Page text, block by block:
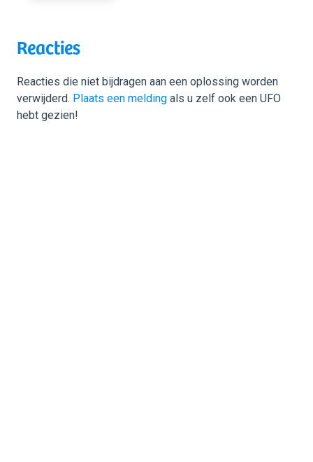
Reacties
Reacties die niet bijdragen aan een oplossing worden
verwijderd. Plaats een melding als u zelf ook een UFO
hebt gezien!